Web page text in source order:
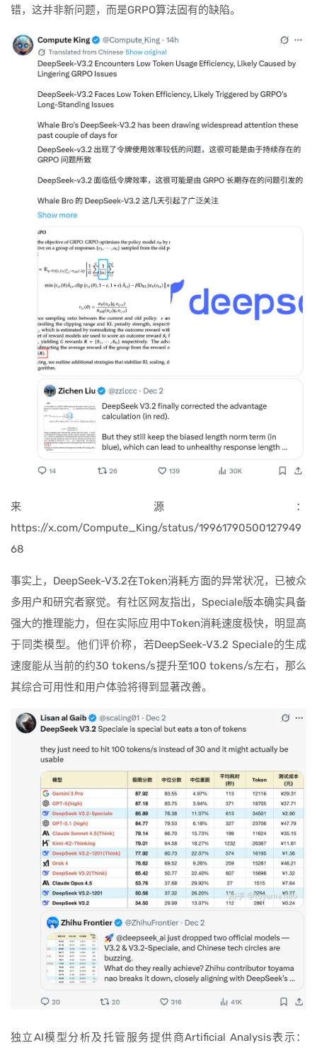
错，这并非新问题，而是GRPO算法固有的缺陷。
来源：
https://x.com/Compute_King/status/19961790500127949
68
事实上，DeepSeek-V3.2在Token消耗方面的异常状况，已被众
多用户和研究者察觉。有社区网友指出，Speciale版本确实具备
强大的推理能力，但在实际应用中Token消耗速度极快，明显高
于同类模型。他们评价称，若DeepSeek-V3.2 Speciale的生成
速度能从当前的约30 tokens/s提升至100 tokens/s左右，那么
其综合可用性和用户体验将得到显著改善。
独立AI模型分析及托管服务提供商Artificial Analysis表示：